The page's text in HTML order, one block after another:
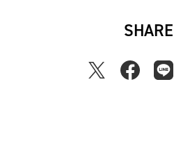
SHARE